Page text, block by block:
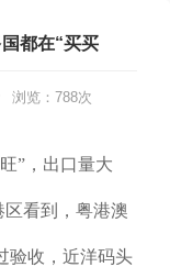
都在“买买
浏览：788次
”，出口量大
看到，粤港澳
验收，近洋码头